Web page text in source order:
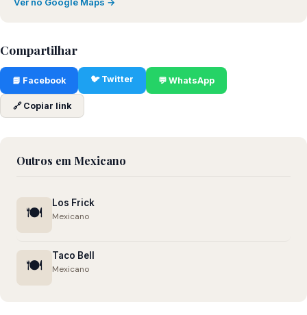
Compartilhar
📘 Facebook 🐦 Twitter 💬 WhatsApp
🔗 Copiar link
Outros em Mexicano
🍽️
Los Frick
Mexicano
🍽️
Taco Bell
Mexicano